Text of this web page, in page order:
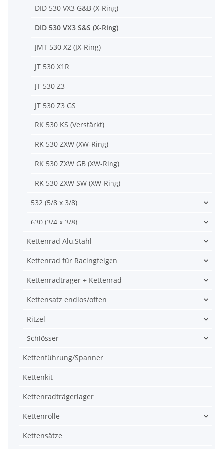
DID 530 VX3 G&B (X-Ring)
DID 530 VX3 S&S (X-Ring)
JMT 530 X2 (JX-Ring)
JT 530 X1R
JT 530 Z3
JT 530 Z3 GS
RK 530 KS (Verstärkt)
RK 530 ZXW (XW-Ring)
RK 530 ZXW GB (XW-Ring)
RK 530 ZXW SW (XW-Ring)
532 (5/8 x 3/8)
630 (3/4 x 3/8)
Kettenrad Alu,Stahl
Kettenrad für Racingfelgen
Kettenradträger + Kettenrad
Kettensatz endlos/offen
Ritzel
Schlösser
Kettenführung/Spanner
Kettenkit
Kettenradträgerlager
Kettenrolle
Kettensätze